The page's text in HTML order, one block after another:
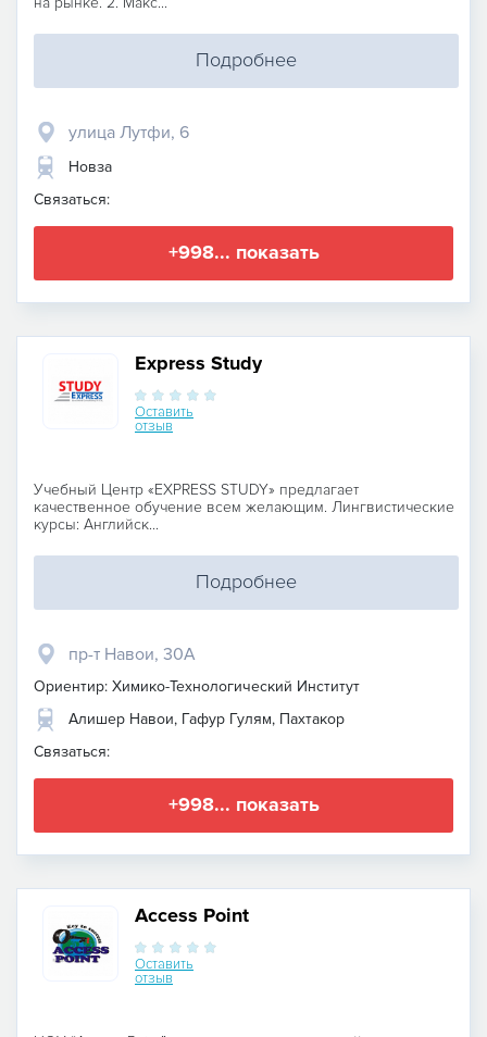
Подробнее
улица Лутфи, 6
Новза
Связаться:
+998... показать
Express Study
Оставить
отзыв
Учебный Центр «EXPRESS STUDY» предлагает
качественное обучение всем желающим. Лингвистические
курсы: Английск...
Подробнее
пр-т Навои, 30А
Ориентир: Химико-Технологический Институт
Алишер Навои, Гафур Гулям, Пахтакор
Связаться:
+998... показать
Access Point
Оставить
отзыв